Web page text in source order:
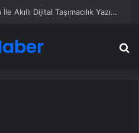
UETDS Nedir ? Uetds.com İle Akıllı Dijital Taşımacılık Yazılımı